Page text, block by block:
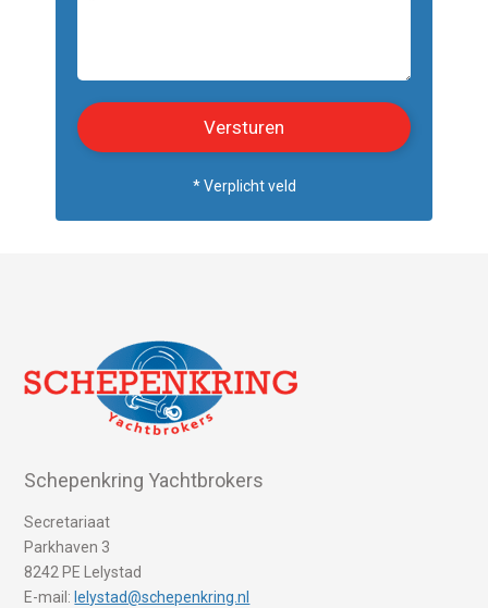
* Verplicht veld
Schepenkring Yachtbrokers
Secretariaat
Parkhaven 3
8242 PE Lelystad
E-mail: lelystad@schepenkring.nl